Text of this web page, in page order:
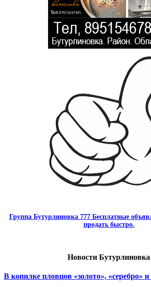
Группа Бутурлиновка 777 Бесплатные
продать быстро.
Новости Бутурлиновка
В копилке пловцов «золото», «серебро» и